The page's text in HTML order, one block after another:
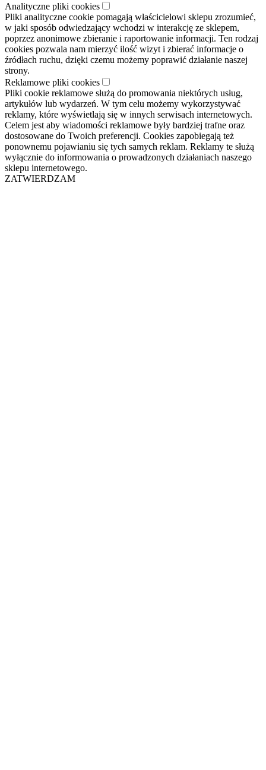
Analityczne pliki cookies
Pliki analityczne cookie pomagają właścicielowi sklepu zrozumieć,
w jaki sposób odwiedzający wchodzi w interakcję ze sklepem,
poprzez anonimowe zbieranie i raportowanie informacji. Ten rodzaj
cookies pozwala nam mierzyć ilość wizyt i zbierać informacje o
źródłach ruchu, dzięki czemu możemy poprawić działanie naszej
strony.
Reklamowe pliki cookies
Pliki cookie reklamowe służą do promowania niektórych usług,
artykułów lub wydarzeń. W tym celu możemy wykorzystywać
reklamy, które wyświetlają się w innych serwisach internetowych.
Celem jest aby wiadomości reklamowe były bardziej trafne oraz
dostosowane do Twoich preferencji. Cookies zapobiegają też
ponownemu pojawianiu się tych samych reklam. Reklamy te służą
wyłącznie do informowania o prowadzonych działaniach naszego
sklepu internetowego.
ZATWIERDZAM